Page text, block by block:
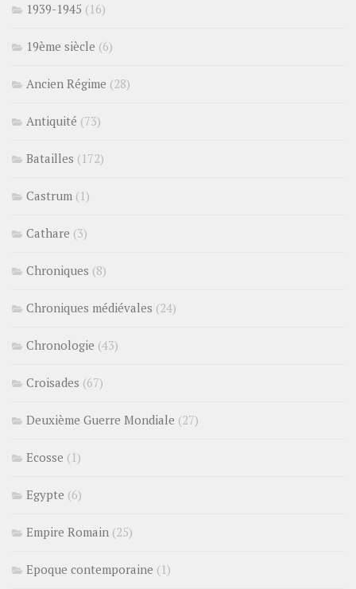
1939-1945 (16)
19ème siècle (6)
Ancien Régime (28)
Antiquité (73)
Batailles (172)
Castrum (1)
Cathare (3)
Chroniques (8)
Chroniques médiévales (24)
Chronologie (43)
Croisades (67)
Deuxième Guerre Mondiale (27)
Ecosse (1)
Egypte (6)
Empire Romain (25)
Epoque contemporaine (1)